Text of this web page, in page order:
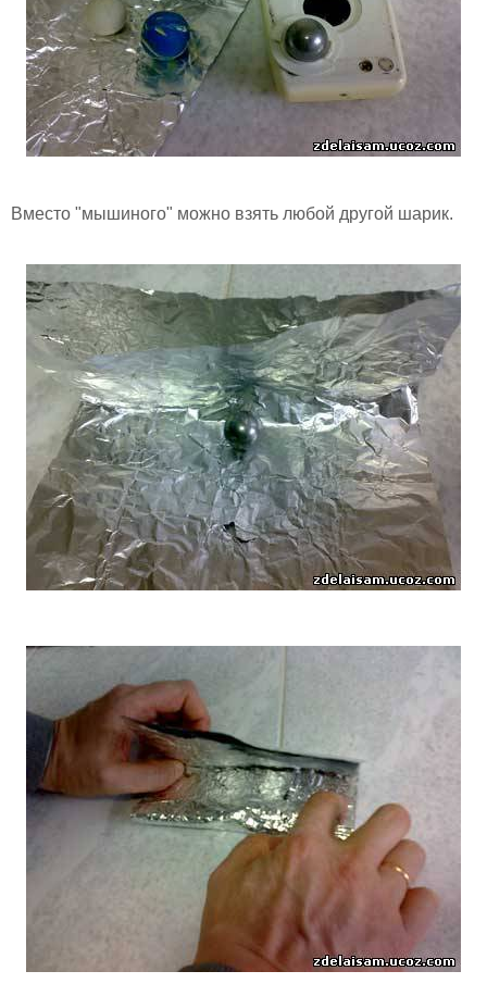
Вместо "мышиного" можно взять любой другой шарик.